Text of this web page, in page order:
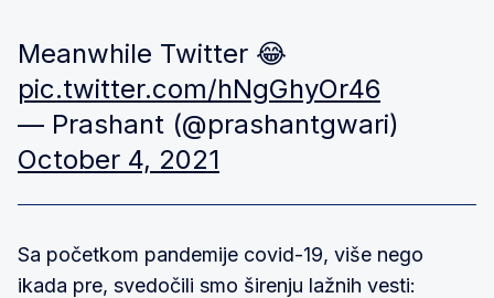
Meanwhile Twitter 😂
pic.twitter.com/hNgGhyOr46
— Prashant (@prashantgwari)
October 4, 2021
Sa početkom pandemije covid-19, više nego
ikada pre, svedočili smo širenju lažnih vesti: